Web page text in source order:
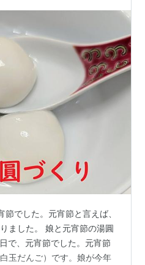
でした。元宵節と言えば、
ました。 娘と元宵節の湯圓
で、元宵節でした。元宵節
玉だんご）です。娘が今年